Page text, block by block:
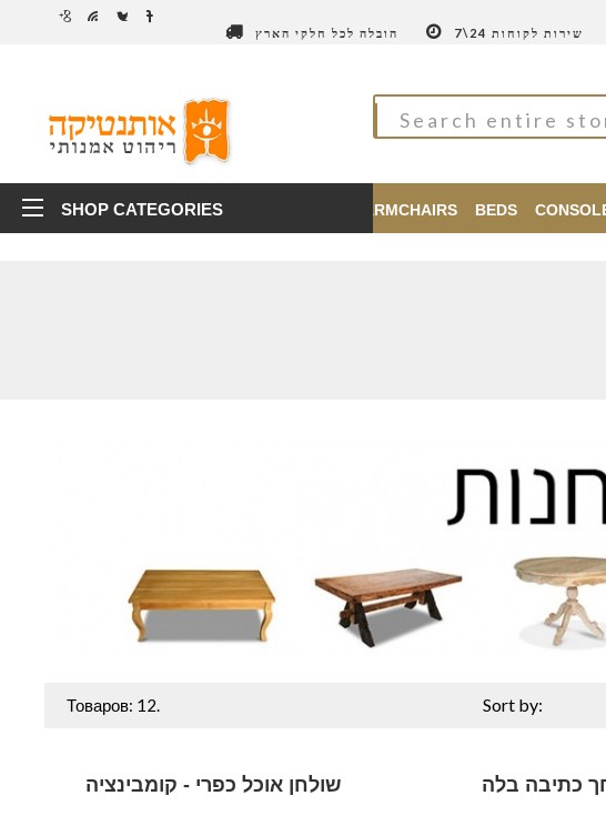
הובלה לכל חלקי הארץ שירות לקוחות 24\7
TABLES ARMCHAIRS BEDS
SHOP CATEGORIES
Товаров: 12. Sort by:
שולחן אוכל כפרי - קומבינציה כתיבה בלה